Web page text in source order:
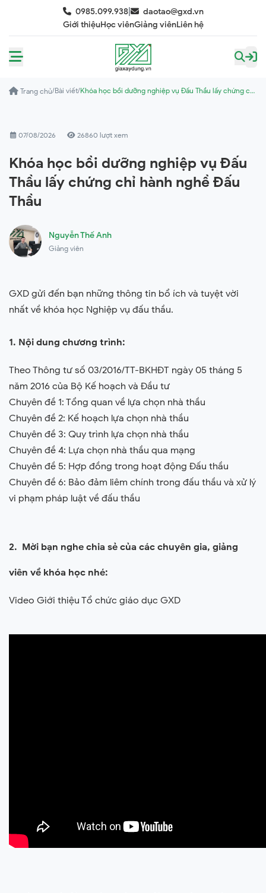
0985.099.938|
daotao@gxd.vn
Giới thiệuHọc viênGiảng viênLiên hệ
Trang chủ/Bài viết/Khóa học bồi dưỡng nghiệp vụ Đấu Thầu lấy chứng chỉ
07/08/2026 26860 lượt xem
Khóa học bồi dưỡng nghiệp vụ Đấu
Thầu lấy chứng chỉ hành nghề Đấu
Thầu
Nguyễn Thế Anh
Giảng viên
GXD gửi đến bạn những thông tin bổ ích và tuyệt vời
nhất về khóa học Nghiệp vụ đấu thầu.
1. Nội dung chương trình:
Theo Thông tư số 03/2016/TT-BKHĐT ngày 05 tháng 5
năm 2016 của Bộ Kế hoạch và Đầu tư
Chuyên đề 1: Tổng quan về lựa chọn nhà thầu
Chuyên đề 2: Kế hoạch lựa chọn nhà thầu
Chuyên đề 3: Quy trình lựa chọn nhà thầu
Chuyên đề 4: Lựa chọn nhà thầu qua mạng
Chuyên đề 5: Hợp đồng trong hoạt động Đấu thầu
Chuyên đề 6: Bảo đảm liêm chính trong đấu thầu và xử lý
vi phạm pháp luật về đấu thầu
2. Mời bạn nghe chia sẻ của các chuyên gia, giảng
viên về khóa học nhé:
Video Giới thiệu Tổ chức giáo dục GXD